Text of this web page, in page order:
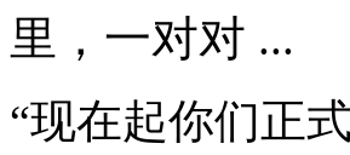
里，一对对 ...
“现在起你们正